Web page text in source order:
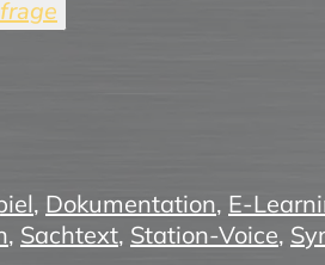
, Dokumentation, E-
, Sachtext, Station-Voice,